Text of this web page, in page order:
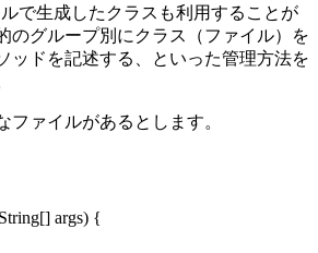
で生成したクラスも利用することが
のグループ別にクラス（ファイル）を
ッドを記述する、といった管理方法を
ファイルがあるとします。
args) {